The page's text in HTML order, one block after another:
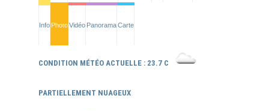
Info PhotoVidéo PanoramaCarte
CONDITION MÉTÉO ACTUELLE : 23.7 C
PARTIELLEMENT NUAGEUX